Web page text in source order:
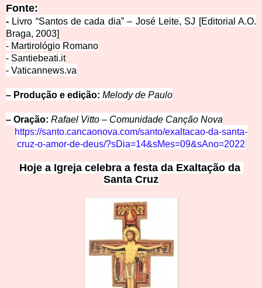
Fonte:
- Livro “Santos de cada dia” – José Leite, SJ [Editorial A.O.
Braga, 2003]
- Martirológio Romano
- Santiebeati.it
- Vaticannews.va
– Produção e edição: Melody de Paulo
– Oração: Rafael Vitto – Comunidade Canção Nova
https://santo.cancaonova.com/santo/exaltacao-da-santa-
cruz-o-amor-de-deus/?sDia=14&sMes=09&sAno=2022
Hoje a Igreja celebra a festa da Exaltação da
Santa Cruz